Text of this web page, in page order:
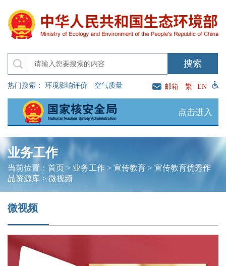
热门搜索： 环境影响评价 空气质量 邮箱 繁 EN
点击进入
业务工作
当前位置： 首页> 业务工作> 宣传教育> 宣传教育优秀作
品资源库> 微视频
微视频